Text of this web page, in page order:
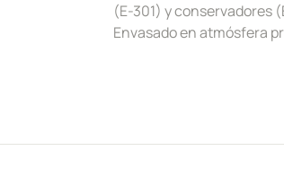
(E-301) y conservadores
Envasado en atmósfera